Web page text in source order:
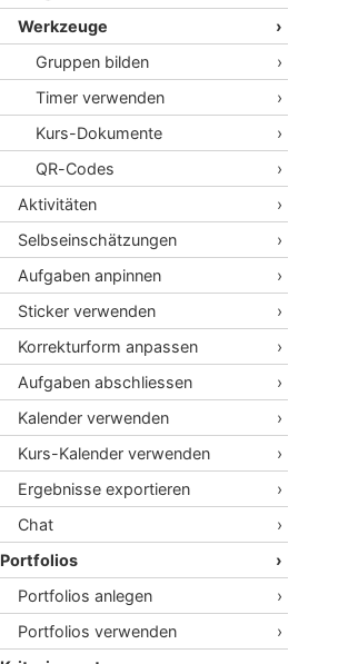
Werkzeuge
Gruppen bilden
Timer verwenden
Kurs-Dokumente
QR-Codes
Aktivitäten
Selbseinschätzungen
Aufgaben anpinnen
Sticker verwenden
Korrekturform anpassen
Aufgaben abschliessen
Kalender verwenden
Kurs-Kalender verwenden
Ergebnisse exportieren
Chat
Portfolios
Portfolios anlegen
Portfolios verwenden